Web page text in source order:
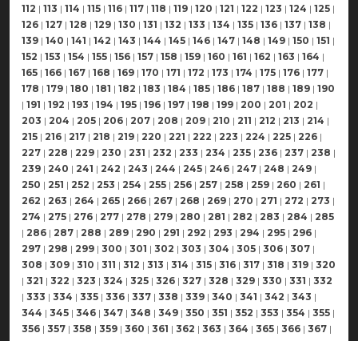
112 | 113 | 114 | 115 | 116 | 117 | 118 | 119 | 120 | 121 | 122 | 123 | 124 | 125 |
126 | 127 | 128 | 129 | 130 | 131 | 132 | 133 | 134 | 135 | 136 | 137 | 138 |
139 | 140 | 141 | 142 | 143 | 144 | 145 | 146 | 147 | 148 | 149 | 150 | 151 |
152 | 153 | 154 | 155 | 156 | 157 | 158 | 159 | 160 | 161 | 162 | 163 | 164 |
165 | 166 | 167 | 168 | 169 | 170 | 171 | 172 | 173 | 174 | 175 | 176 | 177 |
178 | 179 | 180 | 181 | 182 | 183 | 184 | 185 | 186 | 187 | 188 | 189 | 190
| 191 | 192 | 193 | 194 | 195 | 196 | 197 | 198 | 199 | 200 | 201 | 202 |
203 | 204 | 205 | 206 | 207 | 208 | 209 | 210 | 211 | 212 | 213 | 214 |
215 | 216 | 217 | 218 | 219 | 220 | 221 | 222 | 223 | 224 | 225 | 226 |
227 | 228 | 229 | 230 | 231 | 232 | 233 | 234 | 235 | 236 | 237 | 238 |
239 | 240 | 241 | 242 | 243 | 244 | 245 | 246 | 247 | 248 | 249 |
250 | 251 | 252 | 253 | 254 | 255 | 256 | 257 | 258 | 259 | 260 | 261 |
262 | 263 | 264 | 265 | 266 | 267 | 268 | 269 | 270 | 271 | 272 | 273 |
274 | 275 | 276 | 277 | 278 | 279 | 280 | 281 | 282 | 283 | 284 | 285
| 286 | 287 | 288 | 289 | 290 | 291 | 292 | 293 | 294 | 295 | 296 |
297 | 298 | 299 | 300 | 301 | 302 | 303 | 304 | 305 | 306 | 307 |
308 | 309 | 310 | 311 | 312 | 313 | 314 | 315 | 316 | 317 | 318 | 319 | 320
| 321 | 322 | 323 | 324 | 325 | 326 | 327 | 328 | 329 | 330 | 331 | 332
| 333 | 334 | 335 | 336 | 337 | 338 | 339 | 340 | 341 | 342 | 343 |
344 | 345 | 346 | 347 | 348 | 349 | 350 | 351 | 352 | 353 | 354 | 355 |
356 | 357 | 358 | 359 | 360 | 361 | 362 | 363 | 364 | 365 | 366 | 367 |